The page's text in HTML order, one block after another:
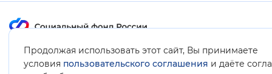
Продолжая использовать этот сайт, Вы принимаете
условия пользовательского соглашения и даёте
Карта сайта